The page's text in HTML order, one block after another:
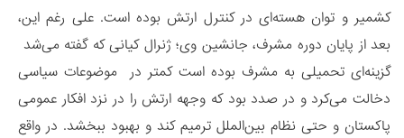
کشمیر و توان هسته‌ای در کنترل ارتش بوده است. علی رغم این،
بعد از پایان دوره مشرف، جانشین وی؛ ژنرال کیانی که گفته می‌شد
گزینه‌ای تحمیلی به مشرف بوده است کمتر در موضوعات سیاسی
دخالت می‌کرد و در صدد بود که وجهه ارتش را در نزد افکار عمومی
پاکستان و حتی نظام بین‌الملل ترمیم کند و بهبود ببخشد. در واقع